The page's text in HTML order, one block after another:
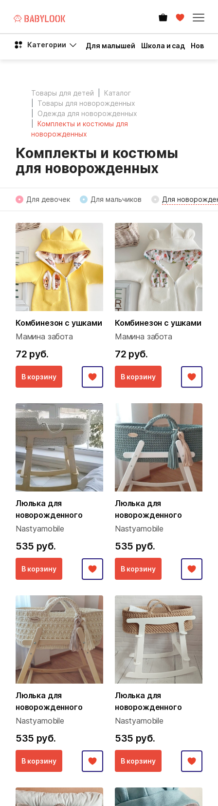
Категории Для малышей Школа и сад Новый
Товары для детей
Каталог
Товары для новорожденных
Одежда для новорожденных
Комплекты и костюмы для
новорожденных
Комплекты и костюмы
для новорожденных
Для девочек Для мальчиков Для
Комбинезон с ушками
Мамина забота
72 руб.
В корзину
Комбинезон с ушками
Мамина забота
72 руб.
В корзину
Люлька для
новорожденного
Nastyamobile
535 руб.
В корзину
Люлька для
новорожденного
Nastyamobile
535 руб.
В корзину
Люлька для
новорожденного
Nastyamobile
535 руб.
В корзину
Люлька для
новорожденного
Nastyamobile
535 руб.
В корзину